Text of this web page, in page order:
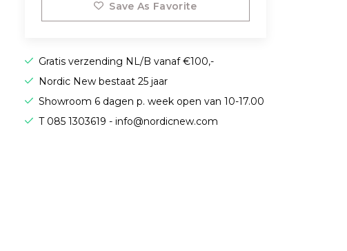
Save As Favorite
Gratis verzending NL/B vanaf €100,-
Nordic New bestaat 25 jaar
Showroom 6 dagen p. week open van 10-17.00
T 085 1303619 -info@nordicnew.com